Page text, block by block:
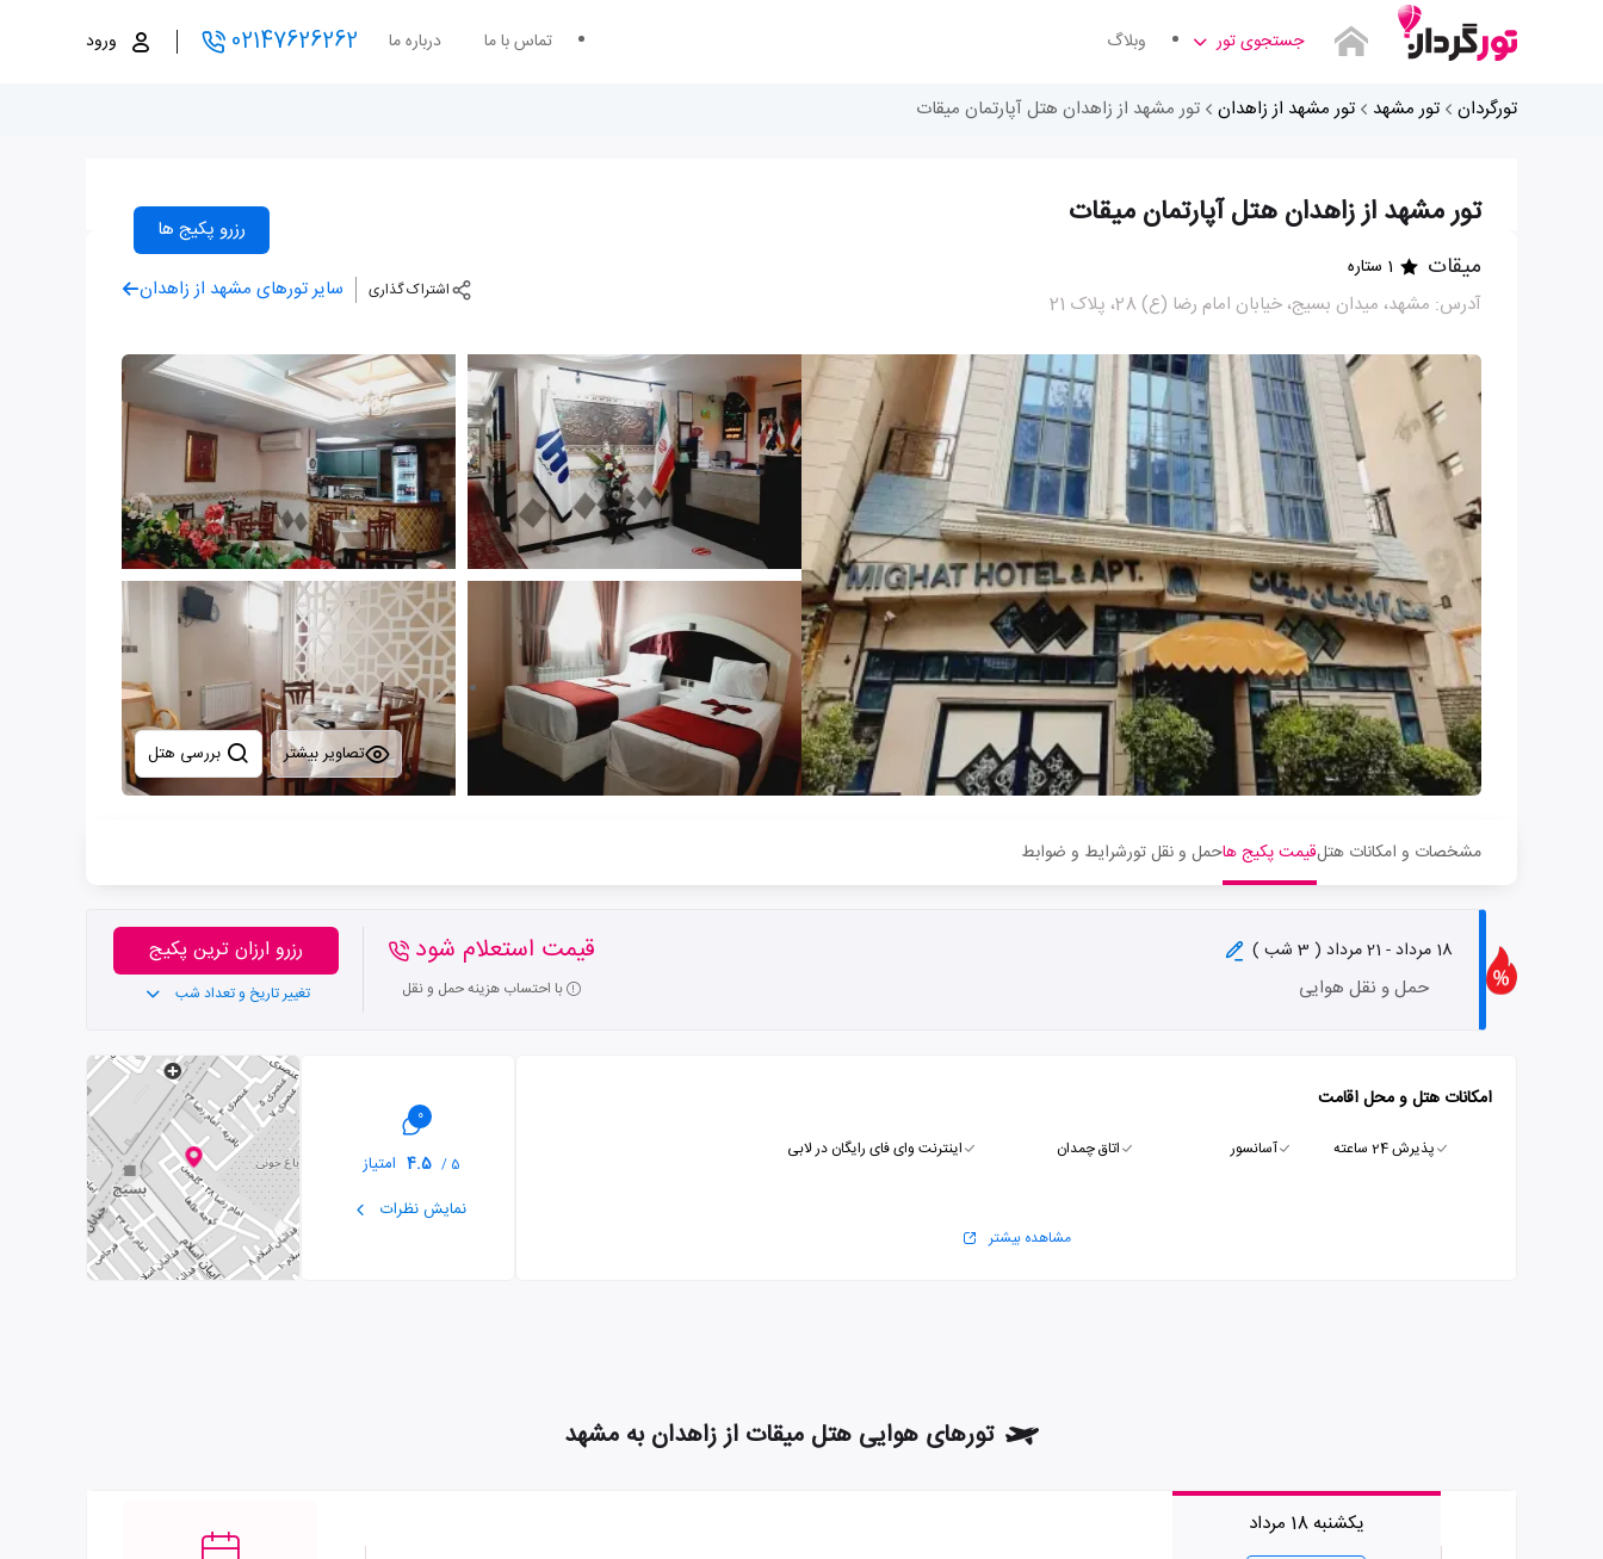
جستجوی تور وبلاگ تماس با ما درباره ما 02147626262 ورود
تورگردان تور مشهد تور مشهد از زاهدان تور مشهد از زاهدان هتل آپارتمان میقات
تور مشهد از زاهدان هتل آپارتمان میقات رزرو پکیج ها
میقات 1 ستاره
آدرس: مشهد، میدان بسیج، خیابان امام رضا (ع) 28، پلاک 21
اشتراک گذاری سایر تورهای مشهد از زاهدان
تصاویر بیشتر
مشخصات و امکانات هتلقیمت پکیج هاحمل و نقل تورشرایط و ضوابط
18 مرداد - 21 مرداد ( 3 شب )
حمل و نقل هوایی
قیمت استعلام شود
با احتساب هزینه حمل و نقل
رزرو ارزان ترین پکیج
تغییر تاریخ و تعداد شب
امکانات هتل و محل اقامت
پذیرش 24 ساعته آسانسور اتاق چمدان اینترنت وای فای رایگان در لابی
مشاهده بیشتر
0
5 /
4.5 امتیاز
نمایش نظرات
تورهای هوایی هتل میقات از زاهدان به مشهد
یکشنبه 18 مرداد